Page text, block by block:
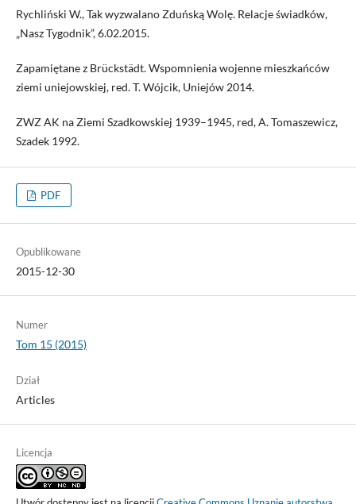
Rychliński W., Tak wyzwalano Zduńską Wolę. Relacje świadków,
„Nasz Tygodnik”, 6.02.2015.
Zapamiętane z Brückstädt. Wspomnienia wojenne mieszkańców
ziemi uniejowskiej, red. T. Wójcik, Uniejów 2014.
ZWZ AK na Ziemi Szadkowskiej 1939–1945, red, A. Tomaszewicz,
Szadek 1992.
PDF
Opublikowane
2015-12-30
Numer
Tom 15 (2015)
Dział
Articles
Licencja